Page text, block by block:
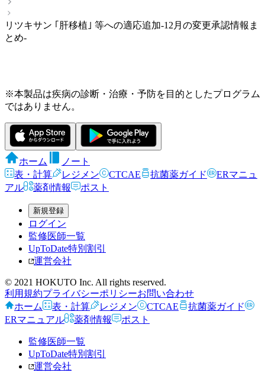
リツキサン ｢肝移植｣ 等への適応追加-12月の変更承認情報ま
とめ-
※本製品は疾病の診断・治療・予防を目的としたプログラム
ではありません。
ホーム
ノート
表・計算
レジメン CTCAE 抗菌薬ガイド
ERマニュ
アル
薬剤情報 ポスト
新規登録
ログイン
監修医師一覧
UpToDate特別割引
運営会社
© 2021 HOKUTO Inc. All rights reserved.
利用規約プライバシーポリシーお問い合わせ
ホーム
表・計算 レジメン CTCAE
抗菌薬ガイド
ERマニュアル
薬剤情報 ポスト
監修医師一覧
UpToDate特別割引
運営会社